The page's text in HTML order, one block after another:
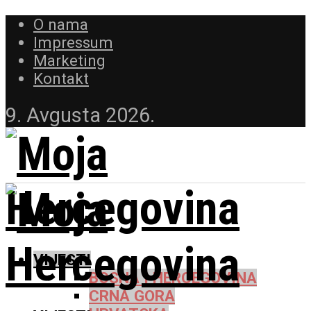
O nama
Impressum
Marketing
Kontakt
9. Avgusta 2026.
VIJESTI
BOSNA I HERCEGOVINA
CRNA GORA